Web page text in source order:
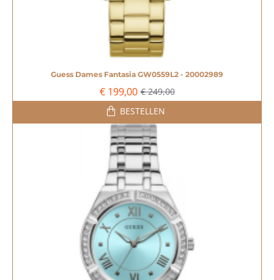
Guess Dames Fantasia GW0559L2 - 20002989
€ 199,00 € 249,00
BESTELLEN